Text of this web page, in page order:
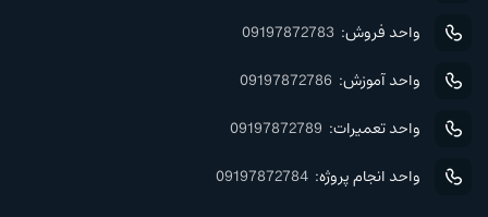
واحد فروش: 09197872783
واحد آموزش: 09197872786
واحد تعمیرات: 09197872789
واحد انجام پروژه: 09197872784